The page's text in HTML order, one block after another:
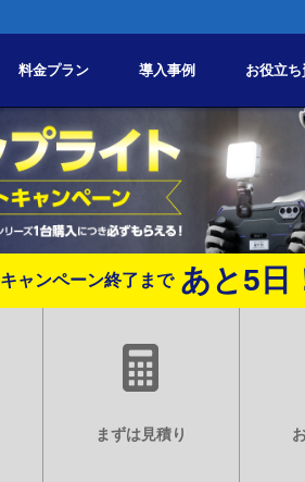
料金プラン 導入事例 お役立ち
キャンペーン終了まで あと5 日
まずは見積り